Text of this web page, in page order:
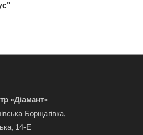
«Діамант»
Борщагівка,
14-Е